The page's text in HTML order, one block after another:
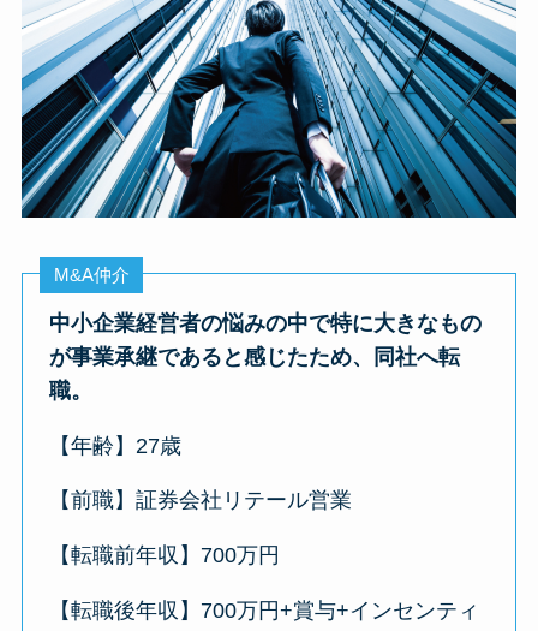
M&A仲介
中小企業経営者の悩みの中で特に大きなもの
が事業承継であると感じたため、同社へ転
職。
【年齢】27歳
【前職】証券会社リテール営業
【転職前年収】700万円
【転職後年収】700万円+賞与+インセンティ